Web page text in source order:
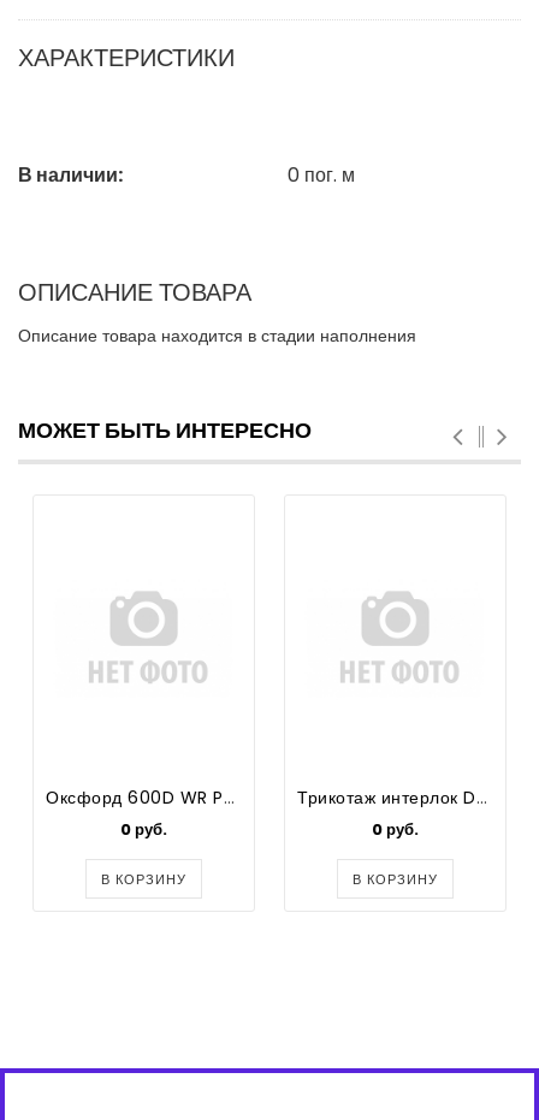
ХАРАКТЕРИСТИКИ
В наличии: 0 пог. м
ОПИСАНИЕ ТОВАРА
Описание товара находится в стадии наполнения
МОЖЕТ БЫТЬ ИНТЕРЕСНО
Оксфорд 600D WR PU 1000 №101
0 руб.
В КОРЗИНУ
Трикотаж интерлок DK222-N022E 100% POLY INTERLOCK130GSM 160СМ КГ 4,80М В КГ (WHITE)
0 руб.
В КОРЗИНУ